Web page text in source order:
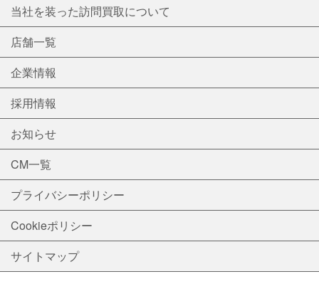
当社を装った訪問買取について
店舗一覧
企業情報
採用情報
お知らせ
CM一覧
プライバシーポリシー
Cookieポリシー
サイトマップ